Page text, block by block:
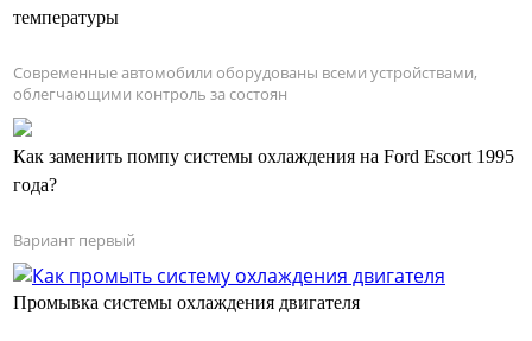
температуры
Современные автомобили оборудованы всеми устройствами,
облегчающими контроль за состоян
Как заменить помпу системы охлаждения на Ford Escort 1995
года?
Вариант первый
Промывка системы охлаждения двигателя